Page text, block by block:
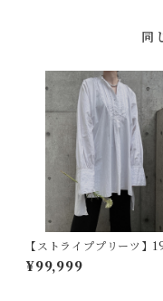
同
【ストライププリーツ】
s フランスヴィンテージド
シャツ
¥99,999